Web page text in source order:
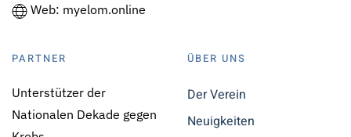
Web: myelom.online
PARTNER
Unterstützer der
Nationalen Dekade gegen
ÜBER UNS
Der Verein
Neuigkeiten